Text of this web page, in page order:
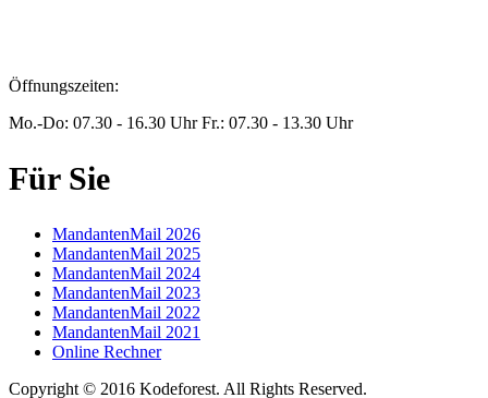
Öffnungszeiten:
Mo.-Do: 07.30 - 16.30 Uhr Fr.: 07.30 - 13.30 Uhr
Für Sie
MandantenMail 2026
MandantenMail 2025
MandantenMail 2024
MandantenMail 2023
MandantenMail 2022
MandantenMail 2021
Online Rechner
Copyright © 2016 Kodeforest. All Rights Reserved.